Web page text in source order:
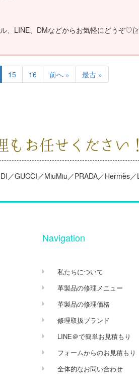
、LINE、DMなどからお気軽にどうぞ
15 16 前へ » 最古 »
お任せください！
／GUCCI／MiuMiu／PRADA／Hermès
Navigation
私たちについて
革製品の修理メニュー
革製品の修理価格
修理取扱ブランド
LINE＠で簡単お見積もり
フォームからのお見積もり
全体的なお問い合わせ